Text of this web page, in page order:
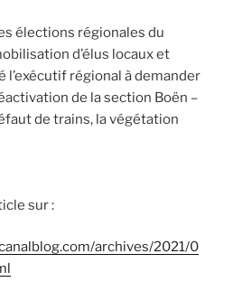
élections régionales du
d’élus locaux et
l’exécutif régional à demander
de la section Boën –
de trains, la végétation
sur :
archives/2021/0